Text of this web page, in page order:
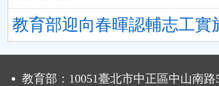
教育部迎向春暉認輔志工實
教育部：10051臺北市中正區中山南